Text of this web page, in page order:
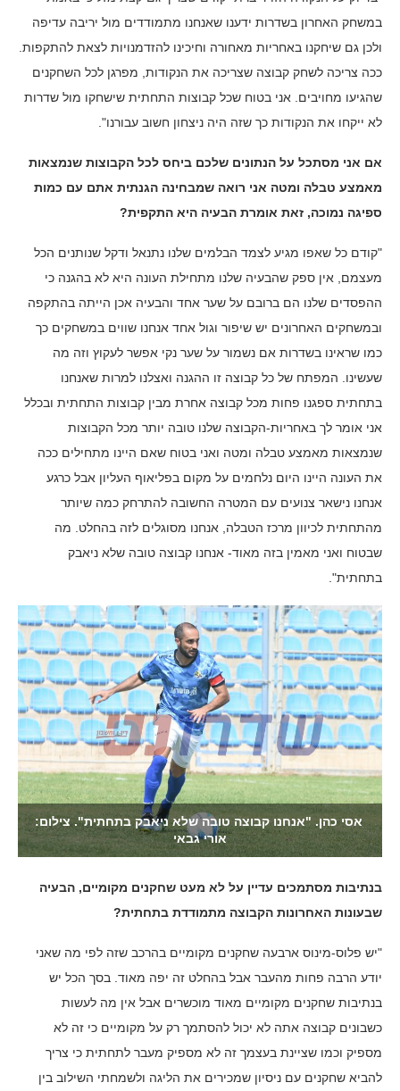
במשחק האחרון בשדרות ידענו שאנחנו מתמודדים מול יריבה עדיפה
ולכן גם שיחקנו באחריות מאחורה וחיכינו להזדמנויות לצאת להתקפות.
ככה צריכה לשחק קבוצה שצריכה את הנקודות, מפרגן לכל השחקנים
שהגיעו מחויבים. אני בטוח שכל קבוצות התחתית שישחקו מול שדרות
לא ייקחו את הנקודות כך שזה היה ניצחון חשוב עבורנו".
אם אני מסתכל על הנתונים שלכם ביחס לכל הקבוצות שנמצאות
מאמצע טבלה ומטה אני רואה שמבחינה הגנתית אתם עם כמות
ספיגה נמוכה, זאת אומרת הבעיה היא התקפית?
"קודם כל שאפו מגיע לצמד הבלמים שלנו נתנאל ודקל שנותנים הכל
מעצמם, אין ספק שהבעיה שלנו מתחילת העונה היא לא בהגנה כי
ההפסדים שלנו הם ברובם על שער אחד והבעיה אכן הייתה בהתקפה
ובמשחקים האחרונים יש שיפור וגול אחד אנחנו שווים במשחקים כך
כמו שראינו בשדרות אם נשמור על שער נקי אפשר לעקוץ וזה מה
שעשינו. המפתח של כל קבוצה זו ההגנה ואצלנו למרות שאנחנו
בתחתית ספגנו פחות מכל קבוצה אחרת מבין קבוצות התחתית ובכלל
אני אומר לך באחריות-הקבוצה שלנו טובה יותר מכל הקבוצות
שנמצאות מאמצע טבלה ומטה ואני בטוח שאם היינו מתחילים ככה
את העונה היינו היום נלחמים על מקום בפליאוף העליון אבל כרגע
אנחנו נישאר צנועים עם המטרה החשובה להתרחק כמה שיותר
מהתחתית לכיוון מרכז הטבלה, אנחנו מסוגלים לזה בהחלט. מה
שבטוח ואני מאמין בזה מאוד- אנחנו קבוצה טובה שלא ניאבק
בתחתית".
אסי כהן. "אנחנו קבוצה טובה שלא ניאבק בתחתית". צילום:
אורי גבאי
בנתיבות מסתמכים עדיין על לא מעט שחקנים מקומיים, הבעיה
שבעונות האחרונות הקבוצה מתמודדת בתחתית?
"יש פלוס-מינוס ארבעה שחקנים מקומיים בהרכב שזה לפי מה שאני
יודע הרבה פחות מהעבר אבל בהחלט זה יפה מאוד. בסך הכל יש
בנתיבות שחקנים מקומיים מאוד מוכשרים אבל אין מה לעשות
כשבונים קבוצה אתה לא יכול להסתמך רק על מקומיים כי זה לא
מספיק וכמו שציינת בעצמך זה לא מספיק מעבר לתחתית כי צריך
להביא שחקנים עם ניסיון שמכירים את הליגה ולשמחתי השילוב בין